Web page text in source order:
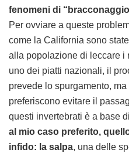
fenomeni di
Per ovviare a queste
come la California sono
alla popolazione di leccare i
uno dei piatti nazionali, il
prevede lo spurgamento,
preferiscono evitare il
questi invertebrati è a base
al mio caso preferito,
infido: la salpa, una delle